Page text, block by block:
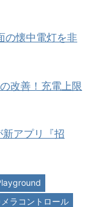
の懐中電灯を非
改善！充電上限
アプリ『招
メラコントロール